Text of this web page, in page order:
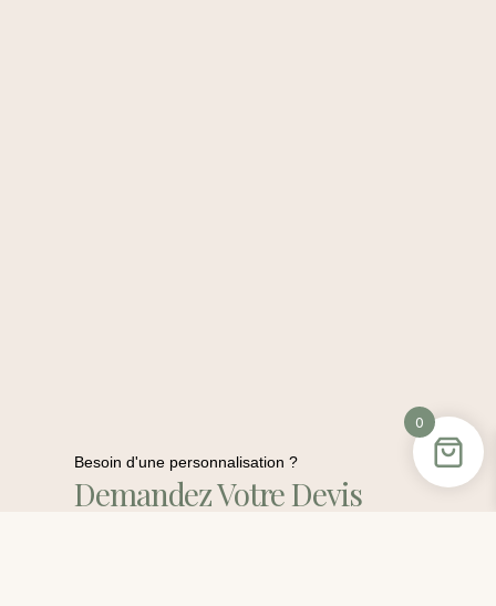
Besoin d'une personnalisation ?
Demandez Votre Devis
0